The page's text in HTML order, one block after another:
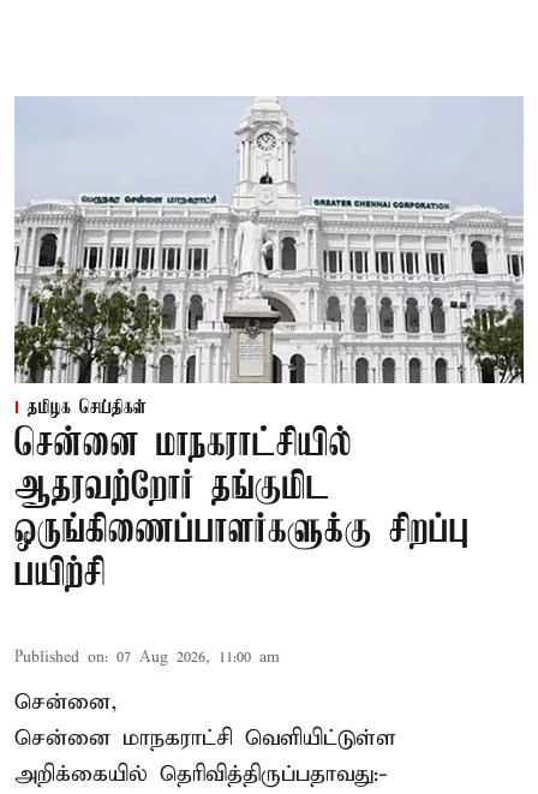
தமிழக செய்திகள்
சென்னை மாநகராட்சியில்
ஆதரவற்றோர் தங்குமிட
ஒருங்கிணைப்பாளர்களுக்கு சிறப்பு
பயிற்சி
Published on: 07 Aug 2026, 11:00 am
சென்னை,
சென்னை மாநகராட்சி வெளியிட்டுள்ள
அறிக்கையில் தெரிவித்திருப்பதாவது:-